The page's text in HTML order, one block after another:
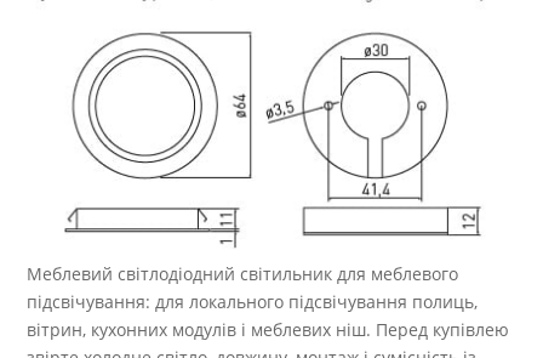
Меблевий світлодіодний світильник для меблевого
підсвічування: для локального підсвічування полиць,
вітрин, кухонних модулів і меблевих ніш. Перед купівлею